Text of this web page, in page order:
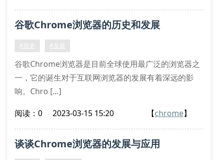
谷歌Chrome浏览器的历史和发展
#历史 #发展
谷歌Chrome浏览器是目前全球使用最广泛的浏览器之
一，它的诞生对于互联网浏览器的发展有着深远的影
响。Chro […]
阅读：0 2023-03-15 15:20 【chrome】
谈谈Chrome浏览器的发展与应用